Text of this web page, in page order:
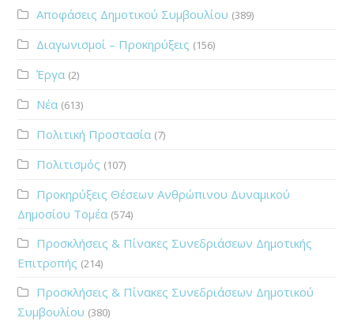
Αποφάσεις Δημοτικού Συμβουλίου (389)
Διαγωνισμοί – Προκηρύξεις (156)
Έργα (2)
Νέα (613)
Πολιτική Προστασία (7)
Πολιτισμός (107)
Προκηρύξεις Θέσεων Ανθρώπινου Δυναμικού
Δημοσίου Τομέα (574)
Προσκλήσεις & Πίνακες Συνεδριάσεων Δημοτικής
Επιτροπής (214)
Προσκλήσεις & Πίνακες Συνεδριάσεων Δημοτικού
Συμβουλίου (380)